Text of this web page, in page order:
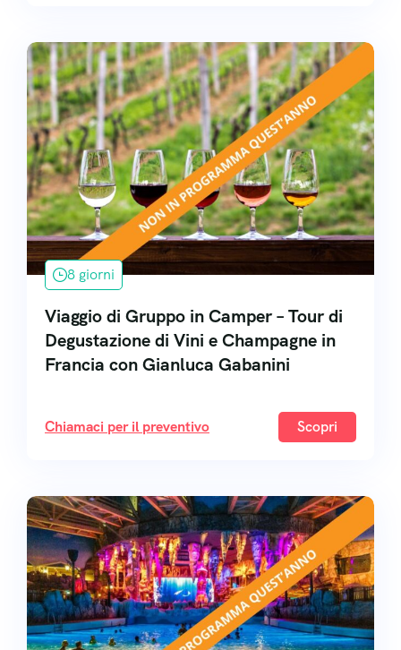
8 giorni
Viaggio di Gruppo in Camper – Tour di
Degustazione di Vini e Champagne in
Francia con Gianluca Gabanini
Chiamaci per il preventivo Scopri